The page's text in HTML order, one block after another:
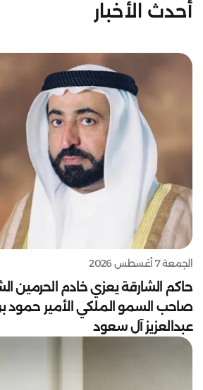
أحدث الأخبار
الجمعة 7 أغسطس 2026
حاكم الشارقة يعزي خادم الحرمين
صاحب السمو الملكي الأمير
عبدالعزيز آل سعود